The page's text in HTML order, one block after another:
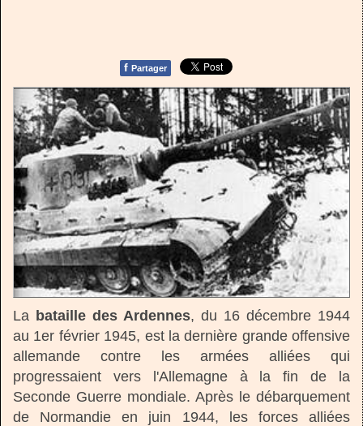
f Partager
La bataille des Ardennes, du 16 décembre 1944
au 1er février 1945, est la dernière grande offensive
allemande contre les armées alliées qui
progressaient vers l'Allemagne à la fin de la
Seconde Guerre mondiale. Après le débarquement
de Normandie en juin 1944, les forces alliées